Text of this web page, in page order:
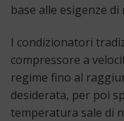
base alle esigenze
I condizionatori
compressore a
regime fino al
desiderata, per poi
temperatura sale di